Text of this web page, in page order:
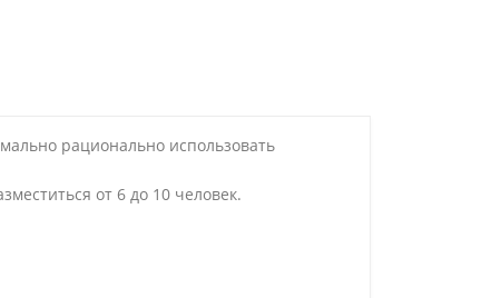
рационально использовать
от 6 до 10 человек.